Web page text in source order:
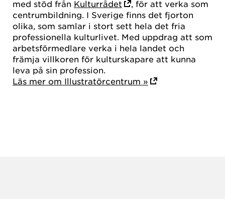
med stöd från Kulturrådet
, för att verka som
centrumbildning. I Sverige finns det fjorton
olika, som samlar i stort sett hela det fria
professionella kulturlivet. Med uppdrag att som
arbetsförmedlare verka i hela landet och
främja villkoren för kulturskapare att kunna
leva på sin profession.
Läs mer om Illustratörcentrum »